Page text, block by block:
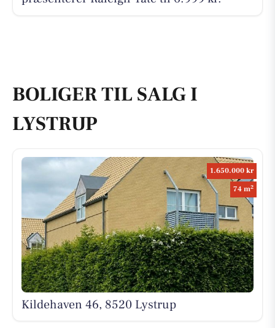
BOLIGER TIL SALG I
LYSTRUP
1.650.000 kr
74 m2
Kildehaven 46, 8520 Lystrup